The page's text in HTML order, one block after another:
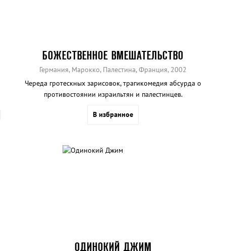
БОЖЕСТВЕННОЕ ВМЕШАТЕЛЬСТВО
Германия, Марокко, Палестина, Франция, 2002
Череда гротескных зарисовок, трагикомедия абсурда о
противостоянии израильтян и палестинцев.
В избранное
ОДИНОКИЙ ДЖИМ